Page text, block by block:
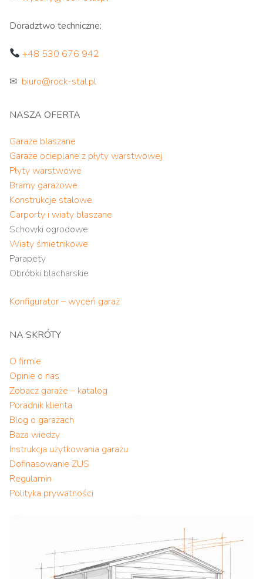
Doradztwo techniczne:
+48 530 676 942
✉ biuro@rock-stal.pl
NASZA OFERTA
Garaże blaszane
Garaże ocieplane z płyty warstwowej
Płyty warstwowe
Bramy garażowe
Konstrukcje stalowe
Carporty i wiaty blaszane
Schowki ogrodowe
Wiaty śmietnikowe
Parapety
Obróbki blacharskie
Konfigurator – wyceń garaż
NA SKRÓTY
O firmie
Opinie o nas
Zobacz garaże – katalog
Poradnik klienta
Blog o garażach
Baza wiedzy
Instrukcja użytkowania garażu
Dofinasowanie ZUS
Regulamin
Polityka prywatności